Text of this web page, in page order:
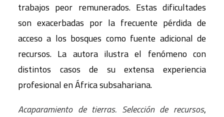
trabajos peor remunerados. Estas dificultades
son exacerbadas por la frecuente pérdida de
acceso a los bosques como fuente adicional de
recursos. La autora ilustra el fenómeno con
distintos casos de su extensa experiencia
profesional en África subsahariana.
Acaparamiento de tierras. Selección de recursos,